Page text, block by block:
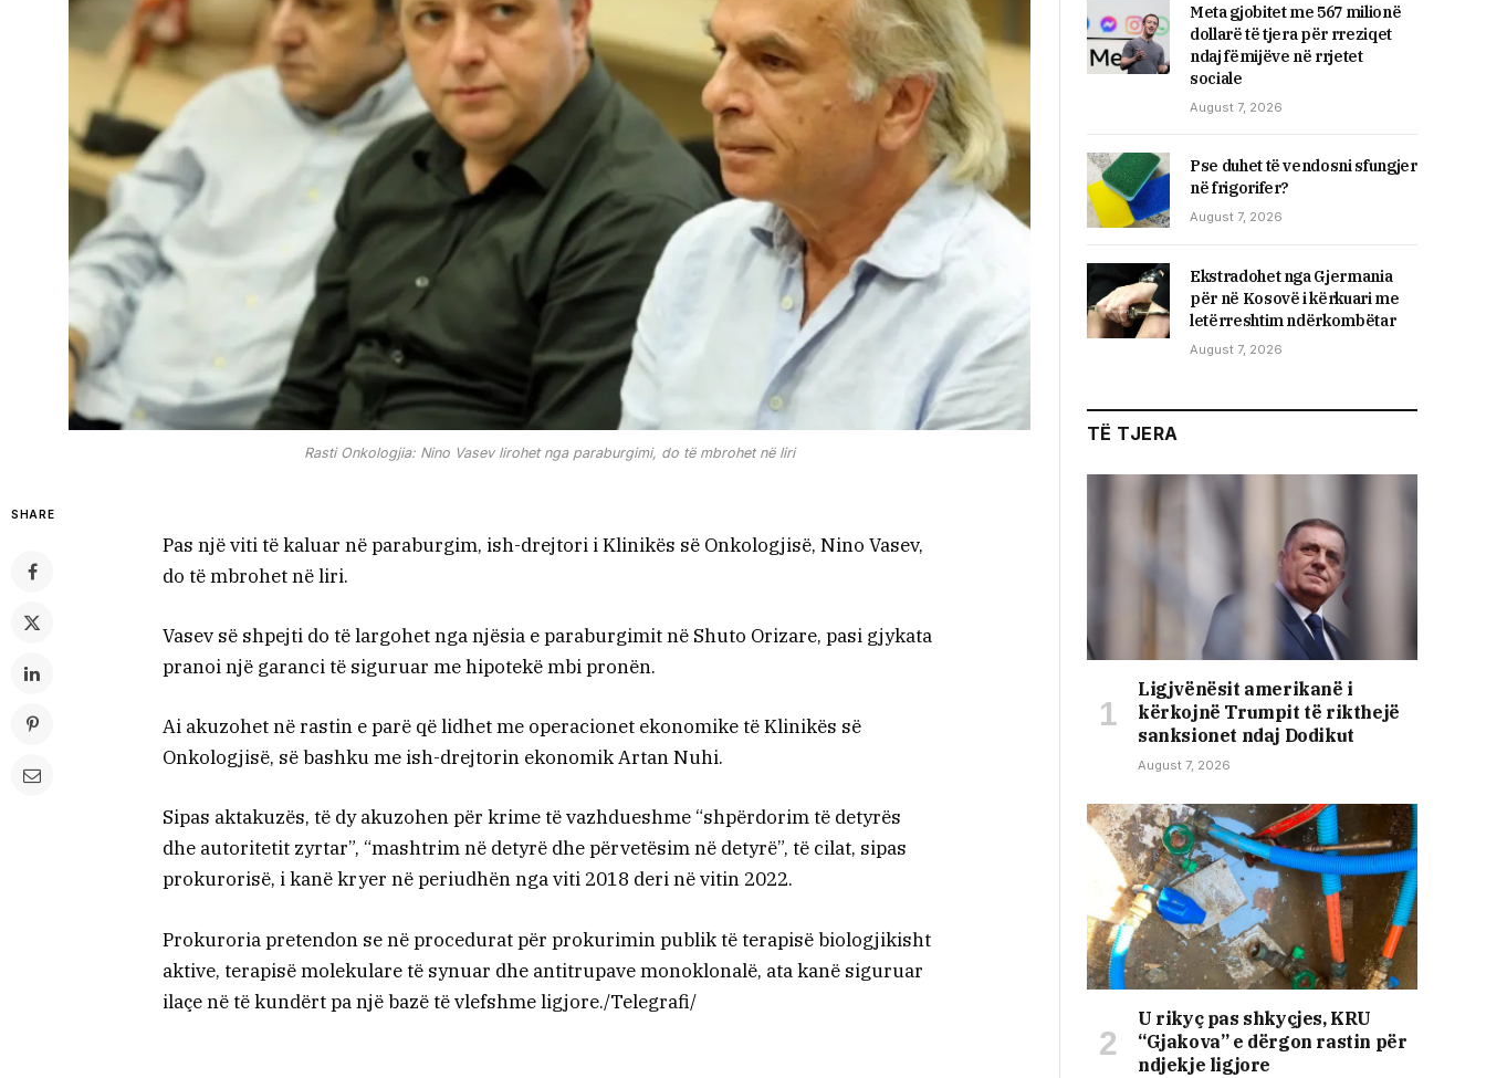
Rasti Onkologjia: Nino Vasev lirohet nga paraburgimi, do të mbrohet në liri
SHARE
Pas një viti të kaluar në paraburgim, ish-drejtori i Klinikës së Onkologjisë, Nino Vasev,
do të mbrohet në liri.
Vasev së shpejti do të largohet nga njësia e paraburgimit në Shuto Orizare, pasi gjykata
pranoi një garanci të siguruar me hipotekë mbi pronën.
Ai akuzohet në rastin e parë që lidhet me operacionet ekonomike të Klinikës së
Onkologjisë, së bashku me ish-drejtorin ekonomik Artan Nuhi.
Sipas aktakuzës, të dy akuzohen për krime të vazhdueshme “shpërdorim të detyrës
dhe autoritetit zyrtar”, “mashtrim në detyrë dhe përvetësim në detyrë”, të cilat, sipas
prokurorisë, i kanë kryer në periudhën nga viti 2018 deri në vitin 2022.
Prokuroria pretendon se në procedurat për prokurimin publik të terapisë biologjikisht
aktive, terapisë molekulare të synuar dhe antitrupave monoklonalë, ata kanë siguruar
ilaçe në të kundërt pa një bazë të vlefshme ligjore./Telegrafi/
Meta gjobitet me 567 milionë
dollarë të tjera për rreziqet
ndaj fëmijëve në rrjetet
sociale
August 7, 2026
Pse duhet të vendosni sfungjer
në frigorifer?
August 7, 2026
Ekstradohet nga Gjermania
për në Kosovë i kërkuari me
letërreshtim ndërkombëtar
August 7, 2026
TË TJERA
Ligjvënësit amerikanë i
kërkojnë Trumpit të rikthejë
sanksionet ndaj Dodikut
August 7, 2026
U rikyç pas shkyçjes, KRU
“Gjakova” e dërgon rastin për
ndjekje ligjore